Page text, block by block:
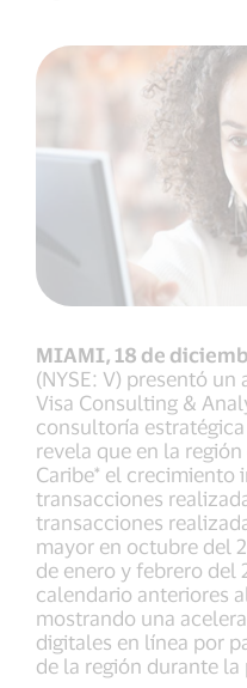
MIAMI, 18 de
(NYSE: V) presentó
Visa Consulting &
consultoría
revela que en la
Caribe* el crecimiento
transacciones
transacciones
mayor en octubre del
de enero y febrero del
calendario anteriores
mostrando una
digitales en línea por
de la región durante